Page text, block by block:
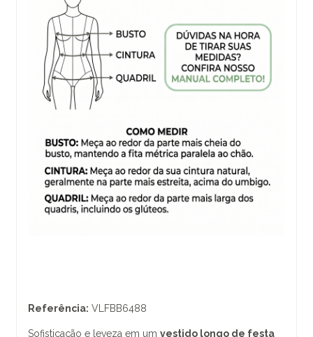
Referência: VLFBB6488
Sofisticação e leveza em um vestido longo de festa